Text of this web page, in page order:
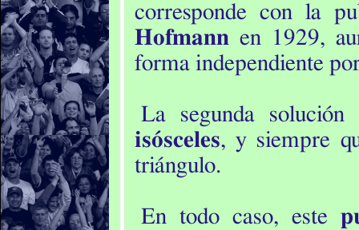
corresponde con la
Hofmann en 1929,
forma independiente
La segunda
isósceles, y siempre
triángulo.
En todo caso, este